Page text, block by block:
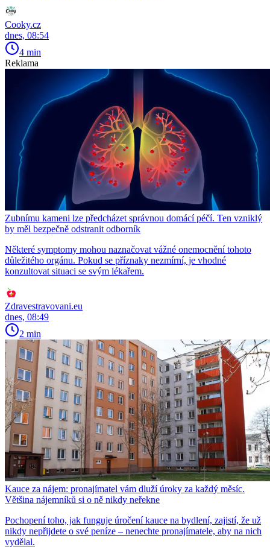
Cooky.cz
dnes, 08:54
4 min
Reklama
Zubnímu kameni lze předcházet správnou domácí péčí. Ten vzniklý
by měl bezpečně odstranit odborník
Některé symptomy mohou naznačovat vážné onemocnění tohoto
důležitého orgánu. Pokud se příznaky nezmírní, je vhodné
konzultovat situaci se svým lékařem.
Zdravestravovani.eu
dnes, 08:49
2 min
Kauce za nájem: pronajímatel vám dluží úroky za každý měsíc.
Většina nájemníků si o ně nikdy neřekne
Pochopení toho, jak funguje úročení kauce na bydlení, zajistí, že už
nikdy nepřijdete o své peníze – nenechte pronajímatele, aby na nich
vydělal.